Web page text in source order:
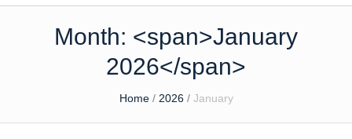
Month: <span>January
2026</span>
Home / 2026 / January